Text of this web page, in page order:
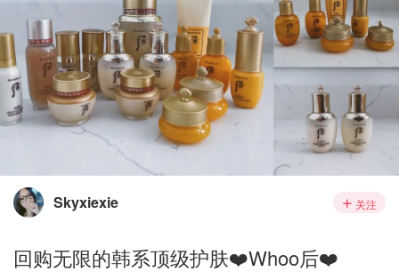
Skyxiexie 关注
回购无限的韩系顶级护肤❤️Whoo后❤️